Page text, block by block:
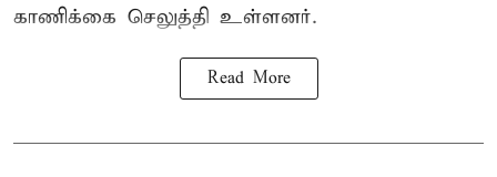
காணிக்கை செலுத்தி உள்ளனர்.
Read More